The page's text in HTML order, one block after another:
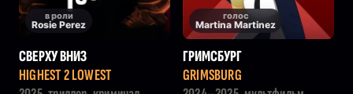
в роли
Rosie Perez
СВЕРХУ ВНИЗ
HIGHEST 2 LOWEST
голос
Martina Martinez
ГРИМСБУРГ
GRIMSBURG